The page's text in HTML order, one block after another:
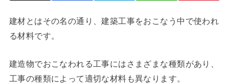
建材とはその名の通り、建築工事をおこなう中で使われ
る材料です。
建造物でおこなわれる工事にはさまざまな種類があり、
工事の種類によって適切な材料も異なります。